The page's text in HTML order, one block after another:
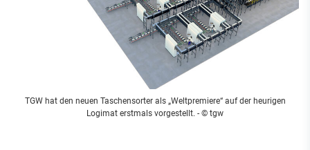
TGW hat den neuen Taschensorter als „Weltpremiere“ auf der heurigen
Logimat erstmals vorgestellt. - © tgw